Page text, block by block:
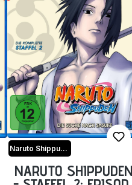
Naruto Shippuden
NARUTO